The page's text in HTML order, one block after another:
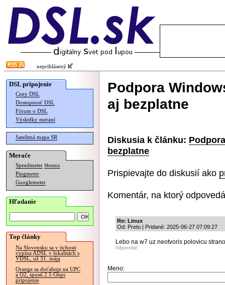
neprihlásený
DSL pripojenie
Ceny DSL
Dostupnosť DSL
Fórum o DSL
Výsledky meraní
Satelitná mapa SR
Merače
Speedmeter Merania
Pingmeter
Googlemeter
Hľadanie
Top články
Na Slovensku sa v tichosti
vypína ADSL v lokalitách s
VDSL, už 31. mája
Orange sa doťahuje na UPC
a O2, spustí 2.5 Gbps
pripojenie
Podpora
aj bezplatne
Diskusia k článku:
bezplatne
Prispievajte do diskusií ako
Komentár, na ktorý
Re: Linux
Od: Preto | Pridané: 2025-06-27 07:09:27
Lebo na w7 uz neotvoris polovicu
Odpovedať
Meno: